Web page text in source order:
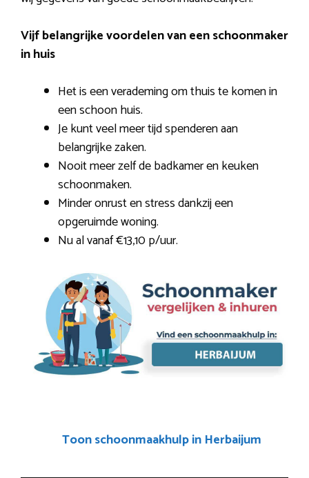
Vijf belangrijke voordelen van een schoonmaker
in huis
Het is een verademing om thuis te komen in
een schoon huis.
Je kunt veel meer tijd spenderen aan
belangrijke zaken.
Nooit meer zelf de badkamer en keuken
schoonmaken.
Minder onrust en stress dankzij een
opgeruimde woning.
Nu al vanaf €13,10 p/uur.
Toon schoonmaakhulp in Herbaijum